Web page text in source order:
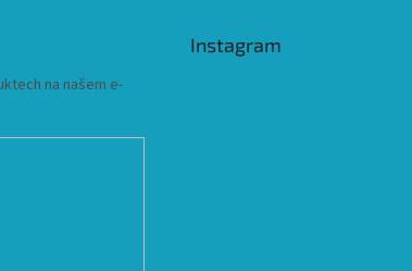
na našem e-
Instagram